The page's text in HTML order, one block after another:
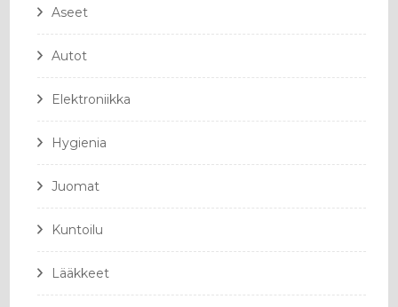
Aseet
Autot
Elektroniikka
Hygienia
Juomat
Kuntoilu
Lääkkeet